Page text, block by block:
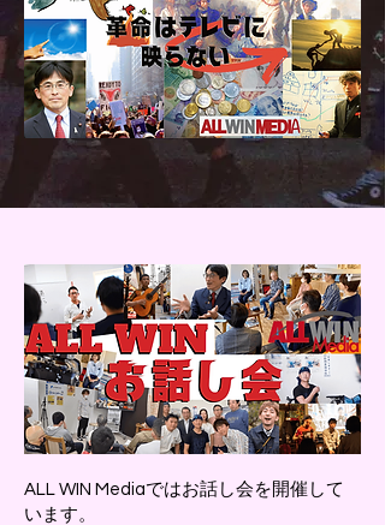
ALL WIN Mediaではお話し会を開催して
います。